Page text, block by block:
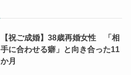
【祝ご成婚】38歳再婚女性 「相
手に合わせる癖」と向き合った11
か月